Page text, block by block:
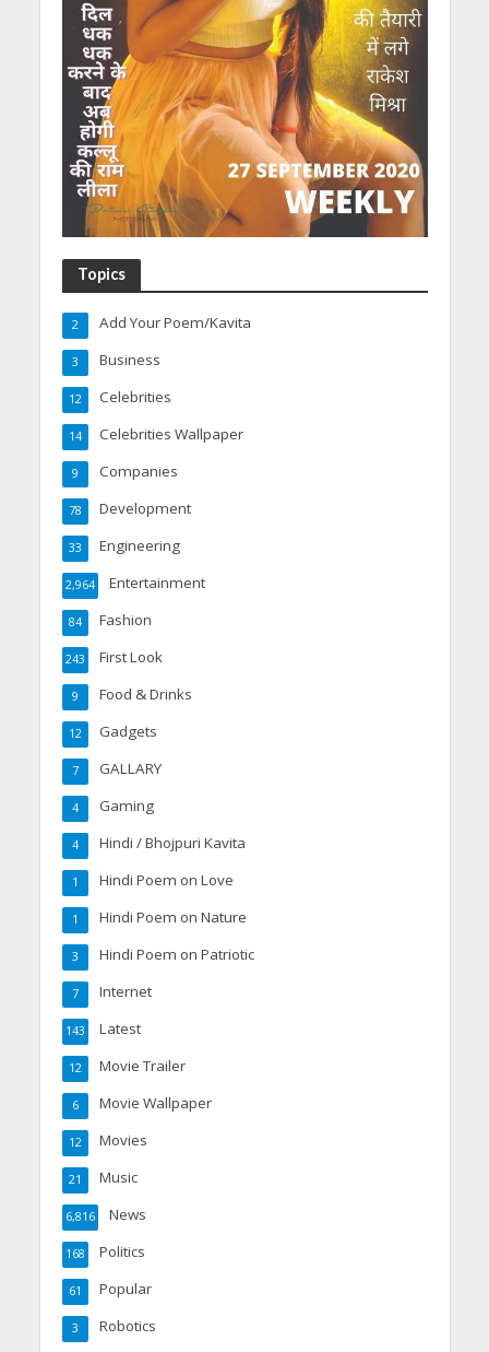
Topics
Add Your Poem/Kavita
2
Business
3
Celebrities
12
Celebrities Wallpaper
14
Companies
9
Development
78
Engineering
33
Entertainment
2,964
Fashion
84
First Look
243
Food & Drinks
9
Gadgets
12
GALLARY
7
Gaming
4
Hindi / Bhojpuri Kavita
4
Hindi Poem on Love
1
Hindi Poem on Nature
1
Hindi Poem on Patriotic
3
Internet
7
Latest
143
Movie Trailer
12
Movie Wallpaper
6
Movies
12
Music
21
News
6,816
Politics
168
Popular
61
Robotics
3